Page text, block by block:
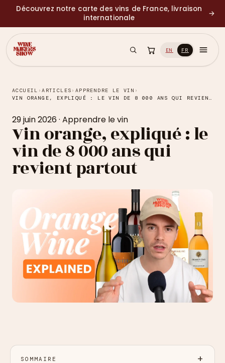
Découvrez notre carte des vins de France, livraison
internationale
→
EN FR
ACCUEIL ›ARTICLES › APPRENDRE LE VIN ›
VIN ORANGE, EXPLIQUÉ : LE VIN DE 8 000 ANS QUI REVIENT PARTOUT
29 juin 2026· Apprendre le vin
Vin orange, expliqué : le
vin de 8 000 ans qui
revient partout
SOMMAIRE